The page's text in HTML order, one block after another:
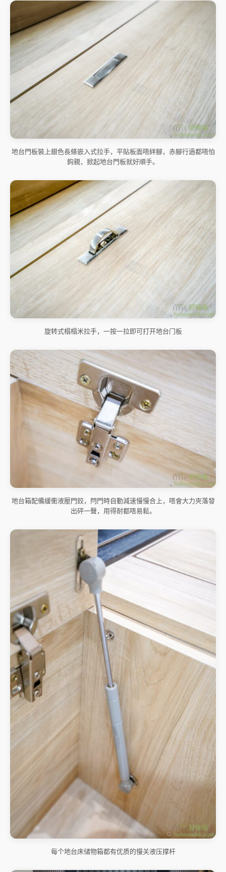
地台門板裝上銀色長條嵌入式拉手，平貼板面唔絆腳，赤腳行過都唔怕
鈎親，掀起地台門板就好順手。
旋转式榻榻米拉手，一按一拉即可打开地台门板
地台箱配備緩衝液壓門鉸，閂門時自動減速慢慢合上，唔會大力夾落發
出砰一聲，用得耐都唔易鬆。
每个地台床储物箱都有优质的慢关液压撑杆